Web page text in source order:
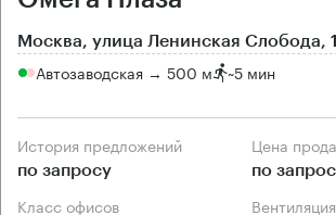
Москва, улица Ленинская Слобода,
Автозаводская → 500 м ~5 мин
История предложений
по запросу
Цена
по
Класс офисов Вентиляция